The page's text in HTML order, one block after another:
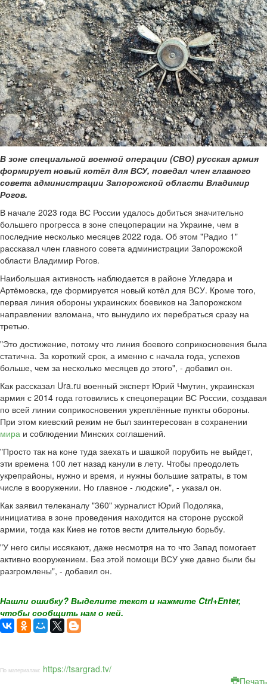
В зоне специальной военной операции (СВО) русская армия
формирует новый котёл для ВСУ, поведал член главного
совета администрации Запорожской области Владимир
Рогов.
В начале 2023 года ВС России удалось добиться значительно
большего прогресса в зоне спецоперации на Украине, чем в
последние несколько месяцев 2022 года. Об этом "Радио 1"
рассказал член главного совета администрации Запорожской
области Владимир Рогов.
Наибольшая активность наблюдается в районе Угледара и
Артёмовска, где формируется новый котёл для ВСУ. Кроме того,
первая линия обороны украинских боевиков на Запорожском
направлении взломана, что вынудило их перебраться сразу на
третью.
"Это достижение, потому что линия боевого соприкосновения была
статична. За короткий срок, а именно с начала года, успехов
больше, чем за несколько месяцев до этого", - добавил он.
Как рассказал Ura.ru военный эксперт Юрий Чмутин, украинская
армия с 2014 года готовились к спецоперации ВС России, создавая
по всей линии соприкосновения укреплённые пункты обороны.
При этом киевский режим не был заинтересован в сохранении
мира и соблюдении Минских соглашений.
"Просто так на коне туда заехать и шашкой порубить не выйдет,
эти времена 100 лет назад канули в лету. Чтобы преодолеть
укрепрайоны, нужно и время, и нужны большие затраты, в том
числе в вооружении. Но главное - людские", - указал он.
Как заявил телеканалу "360" журналист Юрий Подоляка,
инициатива в зоне проведения находится на стороне русской
армии, тогда как Киев не готов вести длительную борьбу.
"У него силы иссякают, даже несмотря на то что Запад помогает
активно вооружением. Без этой помощи ВСУ уже давно были бы
разгромлены", - добавил он.
Нашли ошибку? Выделите текст и нажмите Ctrl+Enter,
чтобы сообщить нам о ней.
По материалам: https://tsargrad.tv/
Печать